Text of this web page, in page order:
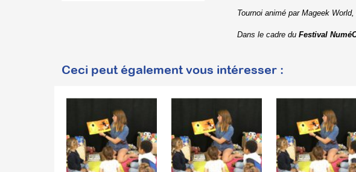
Tournoi animé par Mageek
Dans le cadre du Festival
Ceci peut également vous intéresser :